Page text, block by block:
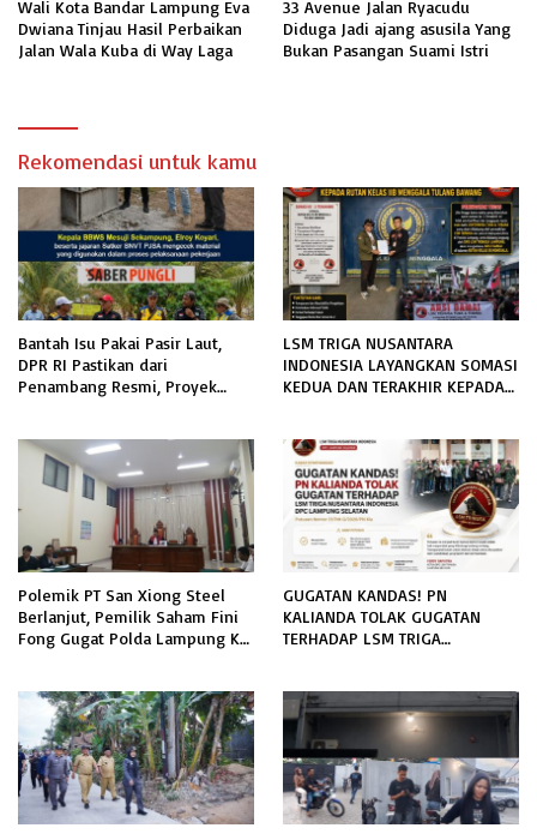
Wali Kota Bandar Lampung Eva
Dwiana Tinjau Hasil Perbaikan
Jalan Wala Kuba di Way Laga
33 Avenue Jalan Ryacudu
Diduga Jadi ajang asusila Yang
Bukan Pasangan Suami Istri
Rekomendasi untuk kamu
Bantah Isu Pakai Pasir Laut,
DPR RI Pastikan dari
Penambang Resmi, Proyek
LSM TRIGA NUSANTARA
INDONESIA LAYANGKAN SOMASI
KEDUA DAN TERAKHIR KEPADA
INFORMASI PUBLIK
Polemik PT San Xiong Steel
Berlanjut, Pemilik Saham Fini
Fong Gugat Polda Lampung Ke
GUGATAN KANDAS! PN
KALIANDA TOLAK GUGATAN
TERHADAP LSM TRIGA